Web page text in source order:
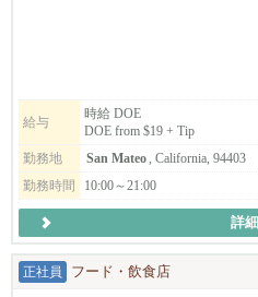
給与
時給 DOE
DOE from $19 + Tip
勤務地
San Mateo, California, 94403
勤務時間
10:00～21:00
詳細
正社員 フード・飲食店